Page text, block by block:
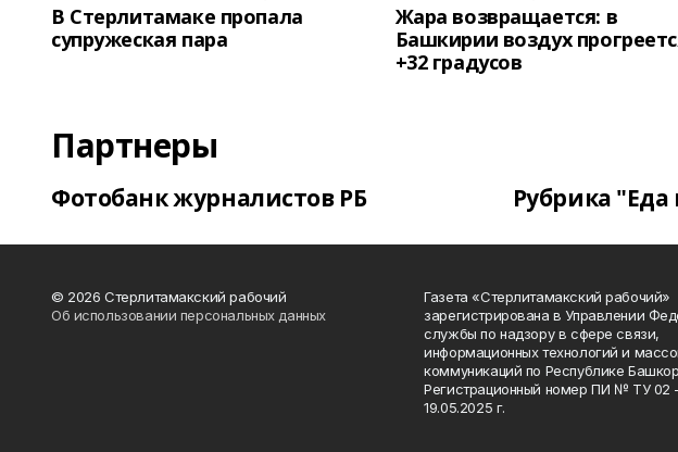
В Стерлитамаке пропала
супружеская пара
Жара возвращается: в
Башкирии воздух
+32 градусов
Партнеры
Фотобанк журналистов РБ Рубрика
© 2026 Стерлитамакский рабочий
Об использовании персональных данных
Газета «Стерлитамакский рабочий»
зарегистрирована в Управлении
службы по надзору в сфере связи,
информационных технологий и
коммуникаций по Республике
Регистрационный номер ПИ № ТУ 02
19.05.2025 г.